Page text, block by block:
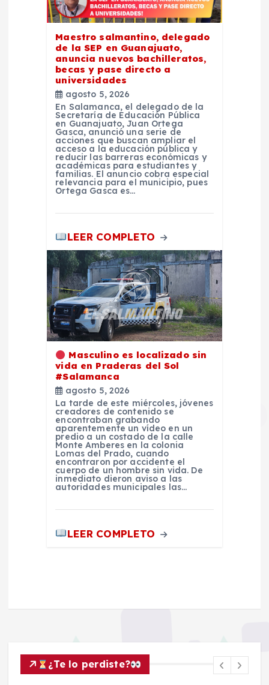
Maestro salmantino, delegado
de la SEP en Guanajuato,
anuncia nuevos bachilleratos,
becas y pase directo a
universidades
agosto 5, 2026
En Salamanca, el delegado de la
Secretaría de Educación Pública
en Guanajuato, Juan Ortega
Gasca, anunció una serie de
acciones que buscan ampliar el
acceso a la educación pública y
reducir las barreras económicas y
académicas para estudiantes y
familias. El anuncio cobra especial
relevancia para el municipio, pues
Ortega Gasca es…
LEER COMPLETO
Masculino es localizado sin
vida en Praderas del Sol
#Salamanca
agosto 5, 2026
La tarde de este miércoles, jóvenes
creadores de contenido se
encontraban grabando
aparentemente un vídeo en un
predio a un costado de la calle
Monte Amberes en la colonia
Lomas del Prado, cuando
encontraron por accidente el
cuerpo de un hombre sin vida. De
inmediato dieron aviso a las
autoridades municipales las…
LEER COMPLETO
¿Te lo perdiste?